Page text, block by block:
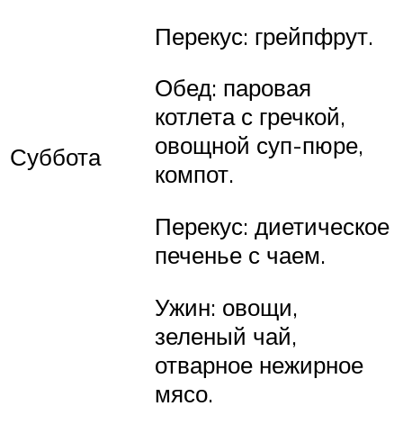
Суббота
Перекус: грейпфрут.
Обед: паровая
котлета с гречкой,
овощной суп-пюре,
компот.
Перекус: диетическое
печенье с чаем.
Ужин: овощи,
зеленый чай,
отварное нежирное
мясо.